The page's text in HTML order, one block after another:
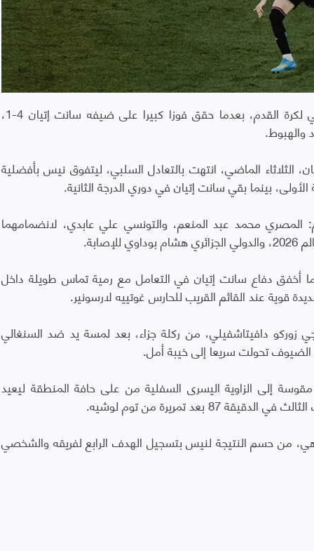
ضمن فريق نيس بقاءه في دوري الدرجة الأولى الفرنسي لكرة القدم، بعدما حقق فوزا كبيرا على ضيفه سانت إتيان 4-1،
والهبوط.
الثلاثاء الماضي، انتهت بالتعادل السلبي، ليتفوق نيس بأفضلية
محمد عبد المنعم، والتونسي علي عابدي، لانضمامهما
الأول، عندما أخفق دفاع سانت إتيان في التعامل مع رمية تماس طويلة داخل
قوية عند القائم القريب للحارس غوتييه لارسونير.
عاد للتعادل في الدقيقة 79 عبر الجورجي زوركو دافيتاشفيلي، من ركلة جزاء، بعد لمسة يد ضد السنغالي
تحولت سريعا إلى خيبة أمل.
إلى الزاوية اليسرى السفلية من على حافة المنطقة ليعيد
تمريرة من توم لوشيه.
من حسم النتيجة لنيس بتسجيل الهدف الرابع لفريقه والشخصي